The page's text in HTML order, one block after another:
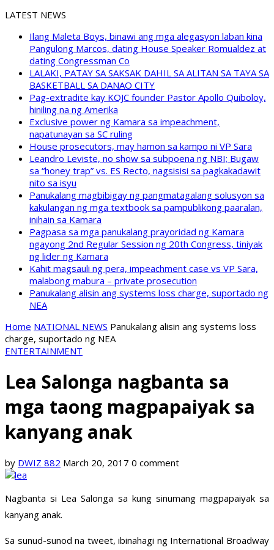
LATEST NEWS
Ilang Maleta Boys, binawi ang mga alegasyon laban kina
Pangulong Marcos, dating House Speaker Romualdez at
dating Congressman Co
LALAKI, PATAY SA SAKSAK DAHIL SA ALITAN SA TAYA SA
BASKETBALL SA DANAO CITY
Pag-extradite kay KOJC founder Pastor Apollo Quiboloy,
hiniling na ng Amerika
Exclusive power ng Kamara sa impeachment,
napatunayan sa SC ruling
House prosecutors, may hamon sa kampo ni VP Sara
Leandro Leviste, no show sa subpoena ng NBI; Bugaw
sa “honey trap” vs. ES Recto, nagsisisi sa pagkakadawit
nito sa isyu
Panukalang magbibigay ng pangmatagalang solusyon sa
kakulangan ng mga textbook sa pampublikong paaralan,
inihain sa Kamara
Pagpasa sa mga panukalang prayoridad ng Kamara
ngayong 2nd Regular Session ng 20th Congress, tiniyak
ng lider ng Kamara
Kahit magsauli ng pera, impeachment case vs VP Sara,
malabong mabura – private prosecution
Panukalang alisin ang systems loss charge, suportado ng
NEA
Home NATIONAL NEWS Panukalang alisin ang systems loss
charge, suportado ng NEA
ENTERTAINMENT
Lea Salonga nagbanta sa
mga taong magpapaiyak sa
kanyang anak
by DWIZ 882 March 20, 2017 0 comment
Nagbanta si Lea Salonga sa kung sinumang magpapaiyak sa
kanyang anak.
Sa sunud-sunod na tweet, ibinahagi ng International Broadway